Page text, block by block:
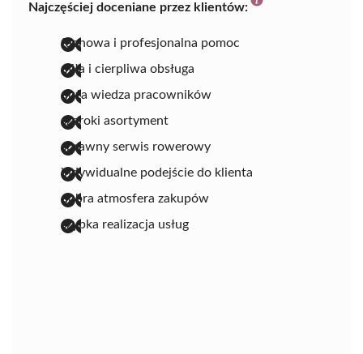
Najczęściej doceniane przez klientów:
fachowa i profesjonalna pomoc
miła i cierpliwa obsługa
duża wiedza pracowników
szeroki asortyment
sprawny serwis rowerowy
indywidualne podejście do klienta
dobra atmosfera zakupów
szybka realizacja usług